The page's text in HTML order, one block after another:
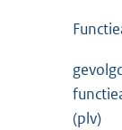
(plv)